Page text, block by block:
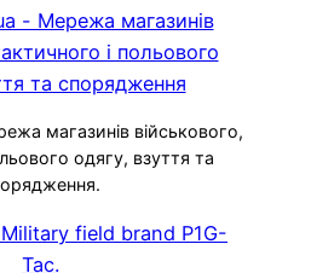
магазинів військового,
одягу, взуття та